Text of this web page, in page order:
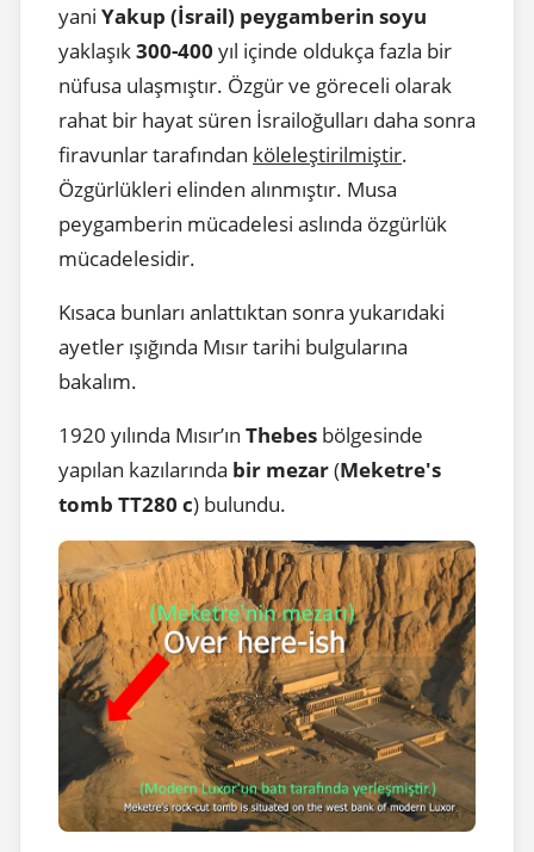
yani Yakup (İsrail) peygamberin soyu
yaklaşık300-400 yıl içinde oldukça fazla bir
nüfusa ulaşmıştır. Özgür ve göreceli olarak
rahat bir hayat süren İsrailoğulları daha sonra
firavunlar tarafından köleleştirilmiştir.
Özgürlükleri elinden alınmıştır. Musa
peygamberin mücadelesi aslında özgürlük
mücadelesidir.
Kısaca bunları anlattıktan sonra yukarıdaki
ayetler ışığında Mısır tarihi bulgularına
bakalım.
1920 yılında Mısır’ın Thebes bölgesinde
yapılan kazılarında bir mezar(Meketre's
tomb TT280 c) bulundu.